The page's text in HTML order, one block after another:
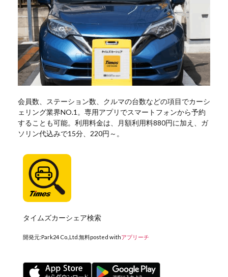
会員数、ステーション数、クルマの台数などの項目でカーシ
ェリング業界NO.1。専用アプリでスマートフォンから予約
することも可能。利用料金は、月額利用料880円に加え、ガ
ソリン代込みで15分、220円～。
タイムズカーシェア検索
開発元:Park24 Co.,Ltd. 無料posted withアプリーチ